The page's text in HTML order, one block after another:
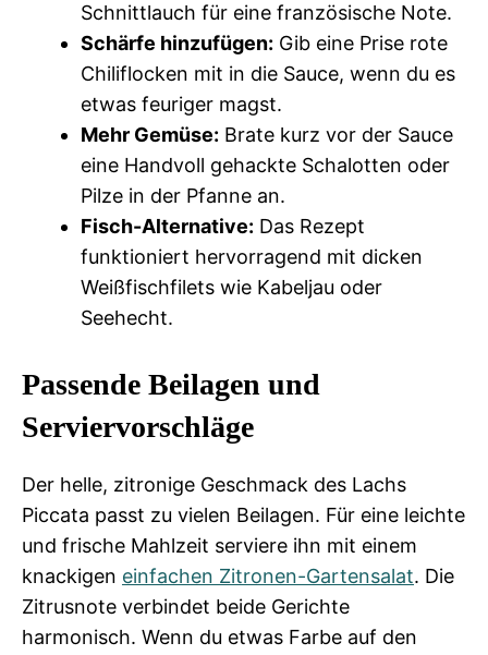
Schnittlauch für eine französische Note.
Schärfe hinzufügen: Gib eine Prise rote
Chiliflocken mit in die Sauce, wenn du es
etwas feuriger magst.
Mehr Gemüse: Brate kurz vor der Sauce
eine Handvoll gehackte Schalotten oder
Pilze in der Pfanne an.
Fisch-Alternative: Das Rezept
funktioniert hervorragend mit dicken
Weißfischfilets wie Kabeljau oder
Seehecht.
Passende Beilagen und
Serviervorschläge
Der helle, zitronige Geschmack des Lachs
Piccata passt zu vielen Beilagen. Für eine leichte
und frische Mahlzeit serviere ihn mit einem
knackigen einfachen Zitronen-Gartensalat. Die
Zitrusnote verbindet beide Gerichte
harmonisch. Wenn du etwas Farbe auf den